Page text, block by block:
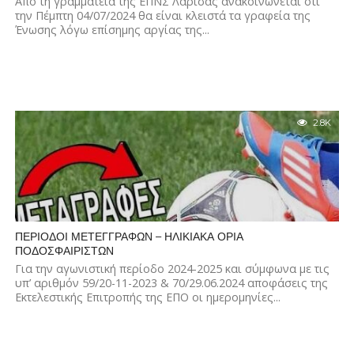
την Πέμπτη 04/07/2024 θα είναι κλειστά τα γραφεία της
Ένωσης λόγω επίσημης αργίας της...
2.8K
ΠΕΡΙΟΔΟΙ ΜΕΤΕΓΓΡΑΦΩΝ – ΗΛΙΚΙΑΚΑ ΟΡΙΑ
ΠΟΔΟΣΦΑΙΡΙΣΤΩΝ
Για την αγωνιστική περίοδο 2024-2025 και σύμφωνα με τις
υπ’ αριθμόν 59/20-11-2023 & 70/29.06.2024 αποφάσεις της
Εκτελεστικής Επιτροπής της ΕΠΟ οι ημερομηνίες...